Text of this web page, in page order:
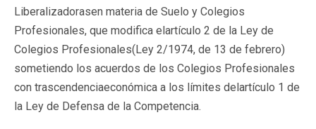
Liberalizadorasen materia de Suelo y Colegios
Profesionales, que modifica elartículo 2 de la Ley de
Colegios Profesionales(Ley 2/1974, de 13 de febrero)
sometiendo los acuerdos de los Colegios Profesionales
con trascendenciaeconómica a los límites delartículo 1 de
la Ley de Defensa de la Competencia.